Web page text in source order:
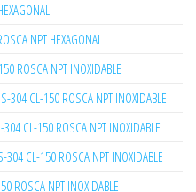
NPT HEXAGONAL
ROSCA NPT INOXIDABLE
304 CL-150 ROSCA NPT INOXIDABLE
CL-150 ROSCA NPT INOXIDABLE
304 CL-150 ROSCA NPT INOXIDABLE
ROSCA NPT INOXIDABLE